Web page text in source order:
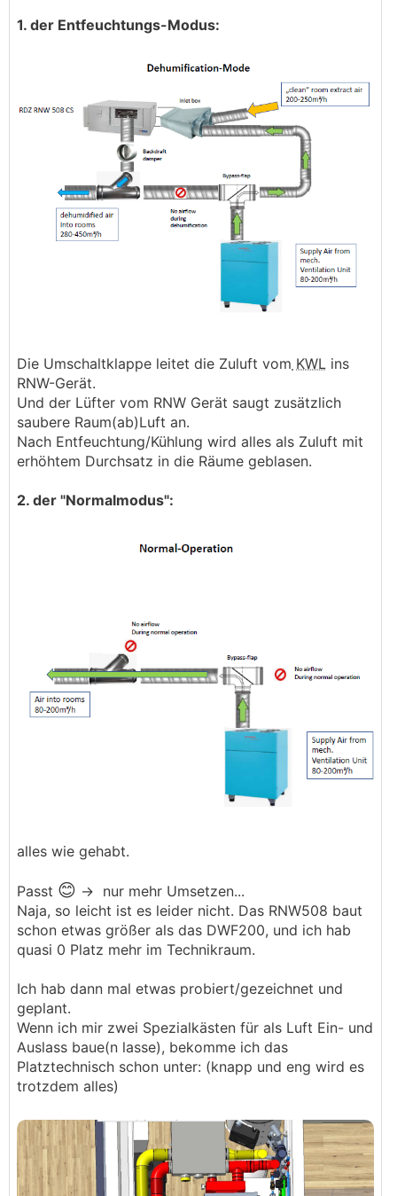
1. der Entfeuchtungs-Modus:
Die Umschaltklappe leitet die Zuluft vom KWL ins
RNW-Gerät.
Und der Lüfter vom RNW Gerät saugt zusätzlich
saubere Raum(ab)Luft an.
Nach Entfeuchtung/Kühlung wird alles als Zuluft mit
erhöhtem Durchsatz in die Räume geblasen.
2. der "Normalmodus":
alles wie gehabt.
Passt 😊 -> nur mehr Umsetzen...
Naja, so leicht ist es leider nicht. Das RNW508 baut
schon etwas größer als das DWF200, und ich hab
quasi 0 Platz mehr im Technikraum.
Ich hab dann mal etwas probiert/gezeichnet und
geplant.
Wenn ich mir zwei Spezialkästen für als Luft Ein- und
Auslass baue(n lasse), bekomme ich das
Platztechnisch schon unter: (knapp und eng wird es
trotzdem alles)